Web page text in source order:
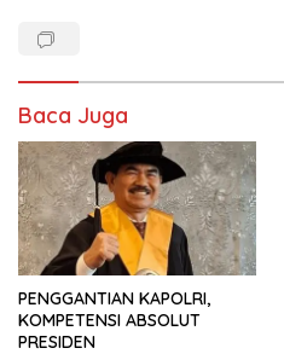
Baca Juga
PENGGANTIAN KAPOLRI,
KOMPETENSI ABSOLUT
PRESIDEN